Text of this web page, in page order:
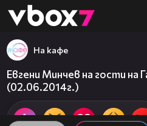
👾
На кафе
Евгени Минчев на гости на
(02.06.2014г.)